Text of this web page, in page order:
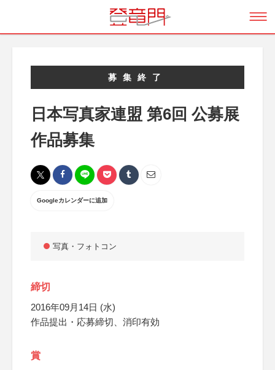
募集終了
日本写真家連盟 第6回 公募展
作品募集
Googleカレンダーに追加
写真・フォトコン
締切
2016年09月14日 (水)
作品提出・応募締切、消印有効
賞